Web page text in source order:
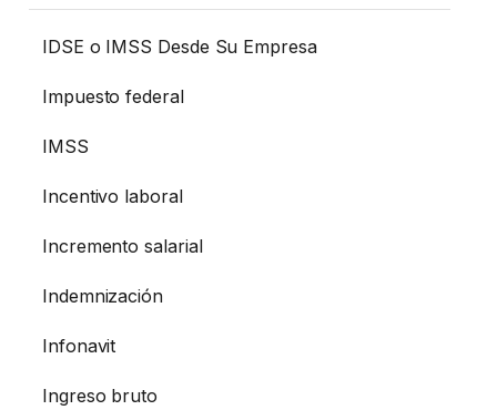
IDSE o IMSS Desde Su Empresa
Impuesto federal
IMSS
Incentivo laboral
Incremento salarial
Indemnización
Infonavit
Ingreso bruto